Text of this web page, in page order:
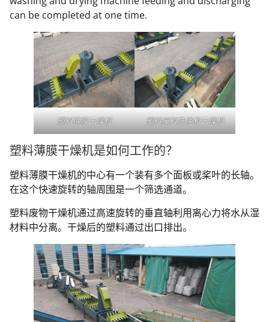
can be completed at one time.
塑料薄膜干燥机 塑料废料洗涤和干燥机
塑料薄膜干燥机是如何工作的？
塑料薄膜干燥机的中心有一个装有多个面板或桨叶的长轴。
在这个快速旋转的轴周围是一个筛选通道。
塑料废物干燥机通过高速旋转的垂直轴利用离心力将水从湿
材料中分离。干燥后的塑料通过出口排出。